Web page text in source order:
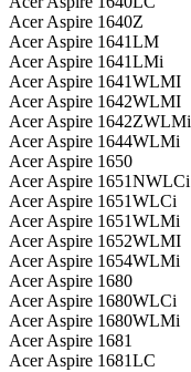
Acer Aspire 1640Z
Acer Aspire 1641LM
Acer Aspire 1641LMi
Acer Aspire 1641WLMI
Acer Aspire 1642WLMI
Acer Aspire 1642ZWLMi
Acer Aspire 1644WLMi
Acer Aspire 1650
Acer Aspire 1651NWLCi
Acer Aspire 1651WLCi
Acer Aspire 1651WLMi
Acer Aspire 1652WLMI
Acer Aspire 1654WLMi
Acer Aspire 1680
Acer Aspire 1680WLCi
Acer Aspire 1680WLMi
Acer Aspire 1681
Acer Aspire 1681LC